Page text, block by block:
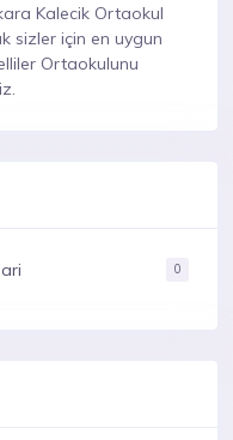
Kalecik Ortaokul
sizler için en uygun
Ortaokulunu
0